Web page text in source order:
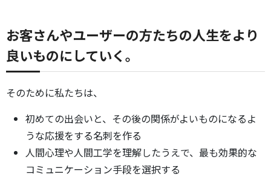
お客さんやユーザーの方たちの人生をより
良いものにしていく。
そのために私たちは、
初めての出会いと、その後の関係がよいものになるよ
うな応援をする名刺を作る
人間心理や人間工学を理解したうえで、最も効果的な
コミュニケーション手段を選択する